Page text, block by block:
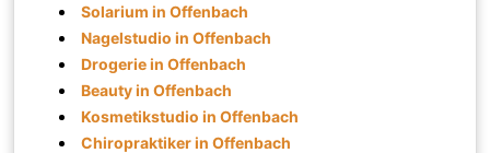
Solarium in Offenbach
Nagelstudio in Offenbach
Drogerie in Offenbach
Beauty in Offenbach
Kosmetikstudio in Offenbach
Chiropraktiker in Offenbach